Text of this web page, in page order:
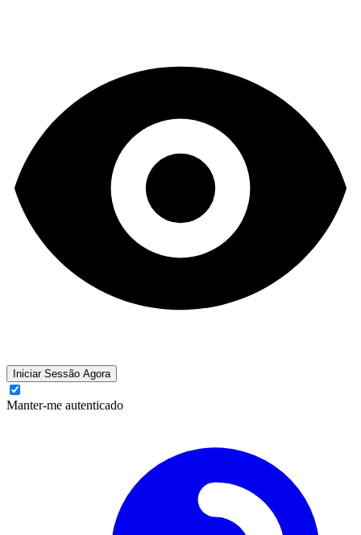
Iniciar Sessão Agora
Manter-me autenticado